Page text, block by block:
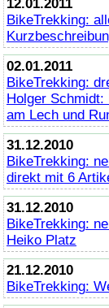
12.01.2011
BikeTrekking:
02.01.2011
BikeTrekking:
Holger
am Lech und
31.12.2010
BikeTrekking:
direkt mit 6
31.12.2010
BikeTrekking:
Heiko Platz
21.12.2010
BikeTrekking: